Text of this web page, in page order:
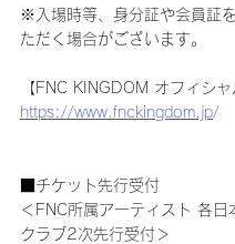
※入場時等、身分証や会員証
ただく場合がございます。
【FNC KINGDOM オフィシャ
https://www.fnckingdom.jp/
■チケット先行受付
＜FNC所属アーティスト 各日
クラブ2次先行受付＞